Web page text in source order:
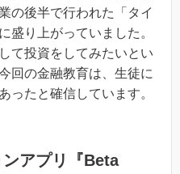
の後半で行われた「タイ
盛り上がっていました。
て投資をしてみたいとい
回の金融教育は、生徒に
ったと確信しています。
アプリ『Beta